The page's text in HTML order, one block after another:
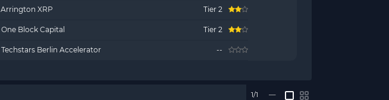
Arrington XRP Tier 2
One Block Capital Tier 2
Techstars Berlin Accelerator --
1/1 —